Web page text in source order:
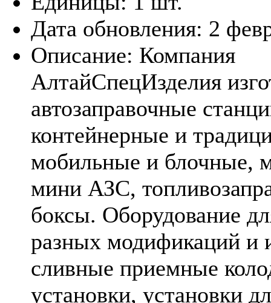
Дата обновления: 2
Описание: Компания
АлтайСпецИзделия
автозаправочные
контейнерные и
мобильные и блочные,
мини АЗС,
боксы. Оборудование
разных модификаций и
сливные приемные
установки, установки